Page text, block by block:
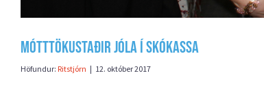
Mótttökustaðir Jóla í skókassa
Höfundur: Ritstjórn | 12. október 2017